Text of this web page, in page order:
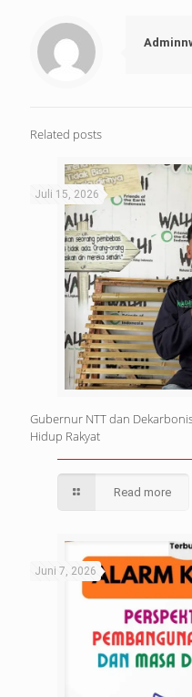
Related posts
Juli 15, 2026
Gubernur NTT dan
Hidup Rakyat
Read more
Juni 7, 2026